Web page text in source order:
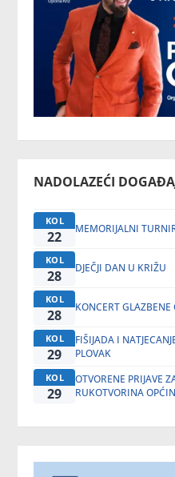
NADOLAZEĆI
KOL
22 MEMORIJALNI
KOL
28 DJEČJI DAN U KRIŽU
KOL
28 KONCERT
KOL
29
FIŠIJADA I
PLOVAK
KOL
29
OTVORENE PRIJAVE
RUKOTVORINA